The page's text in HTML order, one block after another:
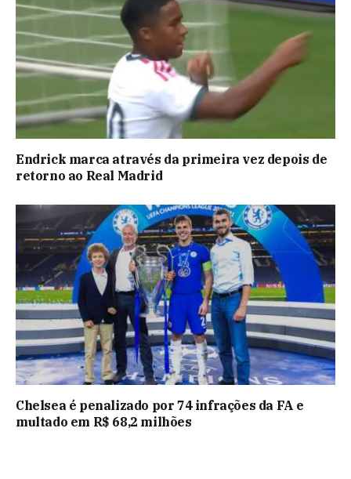
Endrick marca através da primeira vez depois de
retorno ao Real Madrid
Chelsea é penalizado por 74 infrações da FA e
multado em R$ 68,2 milhões